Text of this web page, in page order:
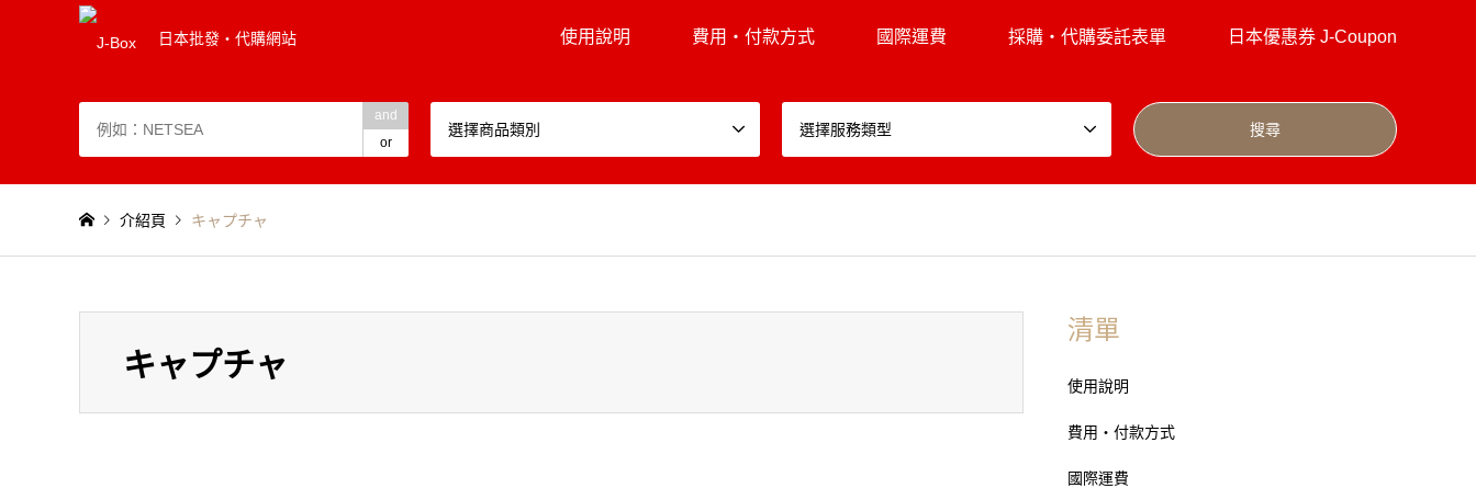
日本批發・代購網站 使用說明 費用・付款方式 國際運費 採購・代購委託表單 日本優惠券 J-Coupon
and
or
選擇商品類別 選擇服務類型
介紹頁 キャプチャ
キャプチャ
清單
使用說明
費用・付款方式
國際運費